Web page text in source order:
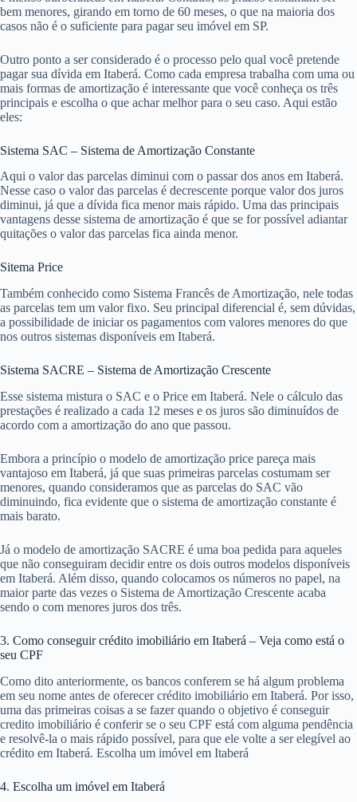
bem menores, girando em torno de 60 meses, o que na maioria dos
casos não é o suficiente para pagar seu imóvel em SP.
Outro ponto a ser considerado é o processo pelo qual você pretende
pagar sua dívida em Itaberá. Como cada empresa trabalha com uma ou
mais formas de amortização é interessante que você conheça os três
principais e escolha o que achar melhor para o seu caso. Aqui estão
eles:
Sistema SAC – Sistema de Amortização Constante
Aqui o valor das parcelas diminui com o passar dos anos em Itaberá.
Nesse caso o valor das parcelas é decrescente porque valor dos juros
diminui, já que a dívida fica menor mais rápido. Uma das principais
vantagens desse sistema de amortização é que se for possível adiantar
quitações o valor das parcelas fica ainda menor.
Sitema Price
Também conhecido como Sistema Francês de Amortização, nele todas
as parcelas tem um valor fixo. Seu principal diferencial é, sem dúvidas,
a possibilidade de iniciar os pagamentos com valores menores do que
nos outros sistemas disponíveis em Itaberá.
Sistema SACRE – Sistema de Amortização Crescente
Esse sistema mistura o SAC e o Price em Itaberá. Nele o cálculo das
prestações é realizado a cada 12 meses e os juros são diminuídos de
acordo com a amortização do ano que passou.
Embora a princípio o modelo de amortização price pareça mais
vantajoso em Itaberá, já que suas primeiras parcelas costumam ser
menores, quando consideramos que as parcelas do SAC vão
diminuindo, fica evidente que o sistema de amortização constante é
mais barato.
Já o modelo de amortização SACRE é uma boa pedida para aqueles
que não conseguiram decidir entre os dois outros modelos disponíveis
em Itaberá. Além disso, quando colocamos os números no papel, na
maior parte das vezes o Sistema de Amortização Crescente acaba
sendo o com menores juros dos três.
3. Como conseguir crédito imobiliário em Itaberá – Veja como está o
seu CPF
Como dito anteriormente, os bancos conferem se há algum problema
em seu nome antes de oferecer crédito imobiliário em Itaberá. Por isso,
uma das primeiras coisas a se fazer quando o objetivo é conseguir
credito imobiliário é conferir se o seu CPF está com alguma pendência
e resolvê-la o mais rápido possível, para que ele volte a ser elegível ao
crédito em Itaberá. Escolha um imóvel em Itaberá
4. Escolha um imóvel em Itaberá